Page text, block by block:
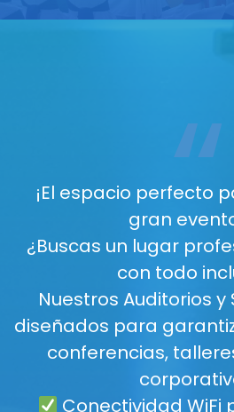
“
¡El espacio perfecto
gran
¿Buscas un lugar
con todo
Nuestros Auditorios
diseñados para
conferencias,
Conectividad WiFi